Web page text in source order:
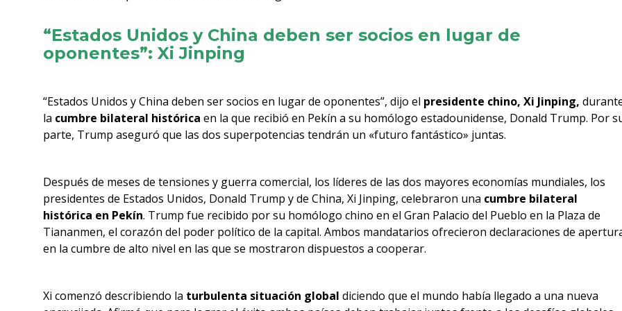
“Estados Unidos y China deben ser socios en lugar de
oponentes”: Xi Jinping
“Estados Unidos y China deben ser socios en lugar de oponentes”, dijo el presidente chino, Xi Jinping,
la cumbre bilateral histórica en la que recibió en Pekín a su homólogo estadounidense, Donald Trump. Por
parte, Trump aseguró que las dos superpotencias tendrán un «futuro fantástico» juntas.
Después de meses de tensiones y guerra comercial, los líderes de las dos mayores economías mundiales, los
presidentes de Estados Unidos, Donald Trump y de China, Xi Jinping, celebraron una cumbre bilateral
histórica en Pekín. Trump fue recibido por su homólogo chino en el Gran Palacio del Pueblo en la Plaza de
Tiananmen, el corazón del poder político de la capital. Ambos mandatarios ofrecieron declaraciones de
en la cumbre de alto nivel en las que se mostraron dispuestos a cooperar.
Xi comenzó describiendo la turbulenta situación global diciendo que el mundo había llegado a una nueva